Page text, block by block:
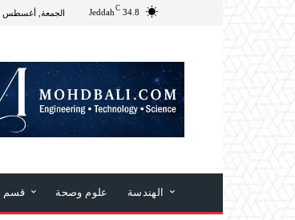
34.8
C
Jeddah الجمعة, أغسطس 7, 2026
الهندسة علوم وصحة قسم